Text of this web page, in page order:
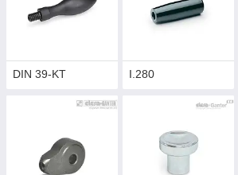
DIN 39-KT I.280